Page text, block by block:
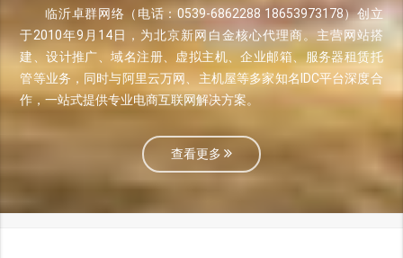
临沂卓群网络（电话：0539-6862288 18653973178）创立
于2010年9月14日，为北京新网白金核心代理商。主营网站搭
建、设计推广、域名注册、虚拟主机、企业邮箱、服务器租赁托
管等业务，同时与阿里云万网、主机屋等多家知名IDC平台深度合
作，一站式提供专业电商互联网解决方案。
查看更多